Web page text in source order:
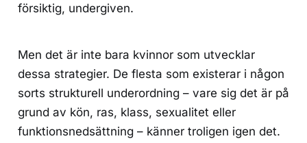
försiktig, undergiven.
Men det är inte bara kvinnor som utvecklar
dessa strategier. De flesta som existerar i någon
sorts strukturell underordning – vare sig det är på
grund av kön, ras, klass, sexualitet eller
funktionsnedsättning – känner troligen igen det.